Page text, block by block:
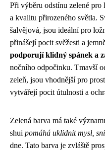
Při výběru odstínu zelené
a kvalitu přirozeného světla.
šalvějová, jsou ideální pro
přinášejí pocit svěžesti a
podporují klidný spánek a
nočního odpočinku. Tmavší
zeleň, jsou vhodnější pro
vytvářejí pocit útulnosti a
Zelená barva má také
shui pomáhá uklidnit mysl,
dne. Tato barva je zvláště